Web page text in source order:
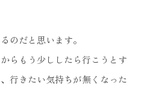
のだと思います。
らもう少ししたら行こうとす
行きたい気持ちが無くなった